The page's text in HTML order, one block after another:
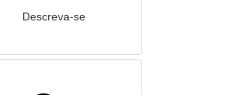
Descreva-se